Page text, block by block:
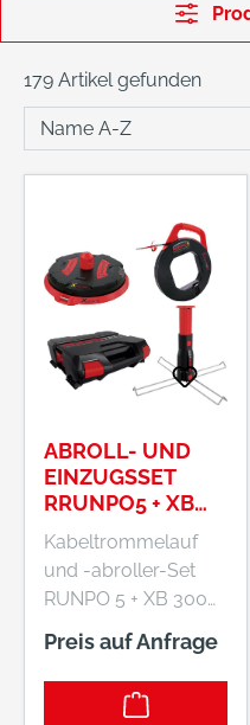
179 Artikel gefunden
ABROLL- UND
EINZUGSSET
RRUNPO5 + XB
300MULTI-
SETRUNPOTEC
Kabeltrommelauf
und -abroller-Set
RUNPO 5 + XB 300
Multiset • Für
beschädigte
Kabeltrommeln, kein
Kabelgewirr •
Preis auf Anfrage